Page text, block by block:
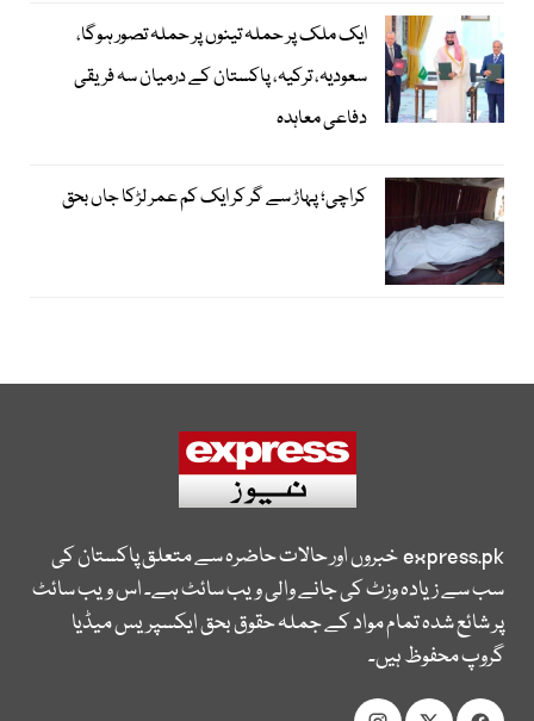
ایک ملک پر حملہ تینوں پر حملہ تصور ہوگا،
سعودیہ، ترکیہ، پاکستان کے درمیان سہ فریقی
دفاعی معاہدہ
کراچی؛ پہاڑ سے گر کر ایک کم عمر لڑکا جاں بحق
express.pkخبروں اور حالات حاضرہ سے متعلق پاکستان کی
سب سے زیادہ وزٹ کی جانے والی ویب سائٹ ہے۔ اس ویب سائٹ
پر شائع شدہ تمام مواد کے جملہ حقوق بحق ایکسپریس میڈیا
گروپ محفوظ ہیں۔